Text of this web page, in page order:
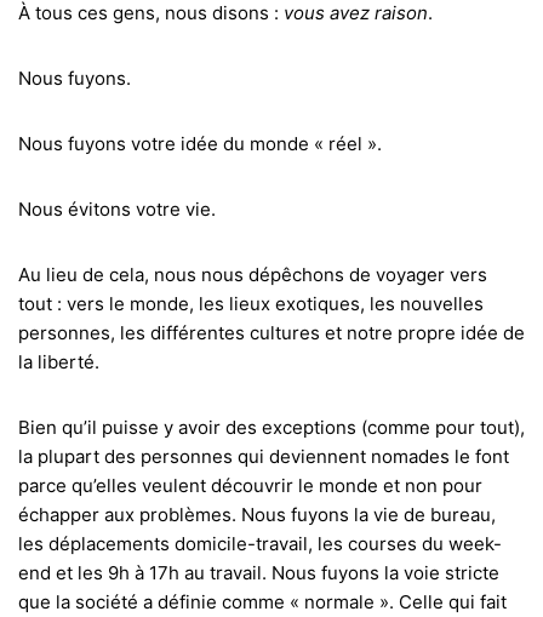
À tous ces gens, nous disons : vous avez raison.
Nous fuyons.
Nous fuyons votre idée du monde « réel ».
Nous évitons votre vie.
Au lieu de cela, nous nous dépêchons de voyager vers
tout : vers le monde, les lieux exotiques, les nouvelles
personnes, les différentes cultures et notre propre idée de
la liberté.
Bien qu’il puisse y avoir des exceptions (comme pour tout),
la plupart des personnes qui deviennent nomades le font
parce qu’elles veulent découvrir le monde et non pour
échapper aux problèmes. Nous fuyons la vie de bureau,
les déplacements domicile-travail, les courses du week-
end et les 9h à 17h au travail. Nous fuyons la voie stricte
que la société a définie comme « normale ». Celle qui fait